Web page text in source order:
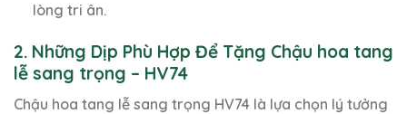
lòng tri ân.
2. Những Dịp Phù Hợp Để Tặng Chậu hoa tang
lễ sang trọng – HV74
Chậu hoa tang lễ sang trọng HV74 là lựa chọn lý tưởng